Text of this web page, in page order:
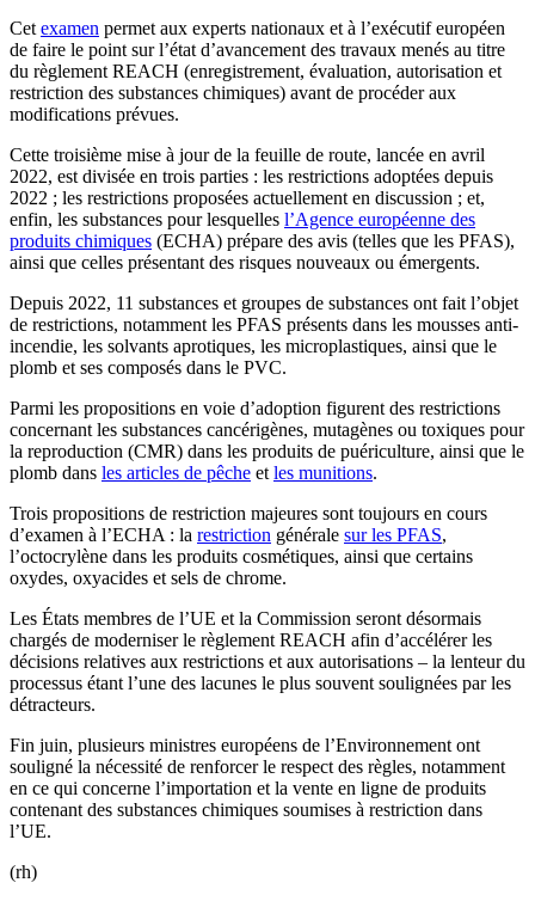
Cet examen permet aux experts nationaux et à l’exécutif européen
de faire le point surl’état d’avancement des travaux menés au titre
du règlement REACH (enregistrement, évaluation, autorisation et
restriction des substances chimiques) avant de procéder aux
modifications prévues.
Cette troisième mise à jour de la feuille de route, lancée en avril
2022, est divisée en trois parties : les restrictions adoptées depuis
2022 ; les restrictions proposées actuellement en discussion ; et,
enfin, les substances pour lesquelles l’Agence européenne des
produits chimiques (ECHA) prépare des avis (telles que les PFAS),
ainsi que celles présentant des risques nouveaux ou émergents.
Depuis 2022, 11 substances et groupes de substances ont fait l’objet
de restrictions, notamment les PFAS présents dans les mousses anti-
incendie, les solvants aprotiques, les microplastiques, ainsi que le
plomb et ses composés dans le PVC.
Parmi les propositions en voie d’adoption figurent des restrictions
concernant les substances cancérigènes, mutagènes ou toxiques pour
la reproduction (CMR) dans les produits de puériculture, ainsi que le
plomb dans les articles de pêche et les munitions.
Trois propositions de restriction majeures sont toujours en cours
d’examen à l’ECHA : la restriction générale sur les PFAS,
l’octocrylène dans les produits cosmétiques, ainsi que certains
oxydes, oxyacides et sels de chrome.
Les États membres de l’UE et la Commission seront désormais
chargés de moderniser le règlement REACH afin d’accélérer les
décisions relatives aux restrictions et aux autorisations – la lenteur du
processus étant l’une des lacunes le plus souvent soulignées par les
détracteurs.
Fin juin, plusieurs ministres européens de l’Environnement ont
souligné la nécessité de renforcer le respect des règles, notamment
en ce qui concerne l’importation et la vente en ligne de produits
contenant des substances chimiques soumises à restriction dans
l’UE.
(rh)